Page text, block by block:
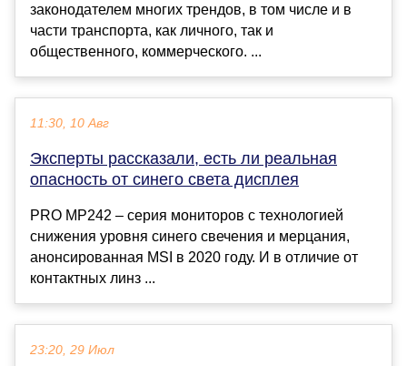
законодателем многих трендов, в том числе и в
части транспорта, как личного, так и
общественного, коммерческого. ...
11:30, 10 Авг
Эксперты рассказали, есть ли реальная
опасность от синего света дисплея
PRO MP242 – серия мониторов с технологией
снижения уровня синего свечения и мерцания,
анонсированная MSI в 2020 году. И в отличие от
контактных линз ...
23:20, 29 Июл